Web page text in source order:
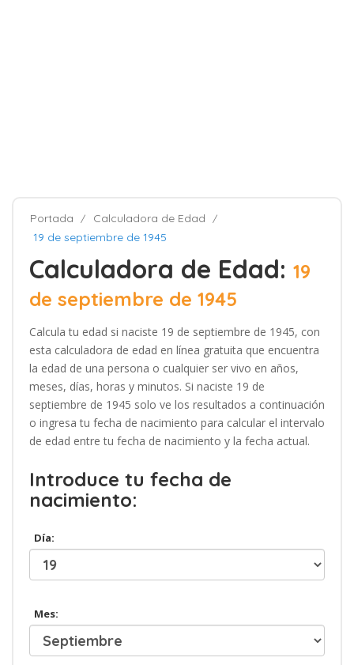
Portada
Calculadora de Edad
19 de septiembre de 1945
Calculadora de Edad: 19
de septiembre de 1945
Calcula tu edad si naciste 19 de septiembre de 1945, con
esta calculadora de edad en línea gratuita que encuentra
la edad de una persona o cualquier ser vivo en años,
meses, días, horas y minutos. Si naciste 19 de
septiembre de 1945 solo ve los resultados a continuación
o ingresa tu fecha de nacimiento para calcular el intervalo
de edad entre tu fecha de nacimiento y la fecha actual.
Introduce tu fecha de
nacimiento:
Día:
Mes: